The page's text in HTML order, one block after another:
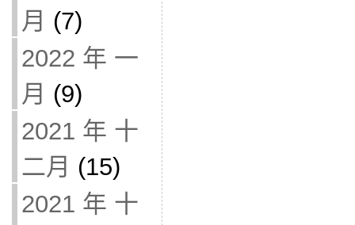
月 (7)
2022 年 一
月 (9)
2021 年 十
二月 (15)
2021 年 十